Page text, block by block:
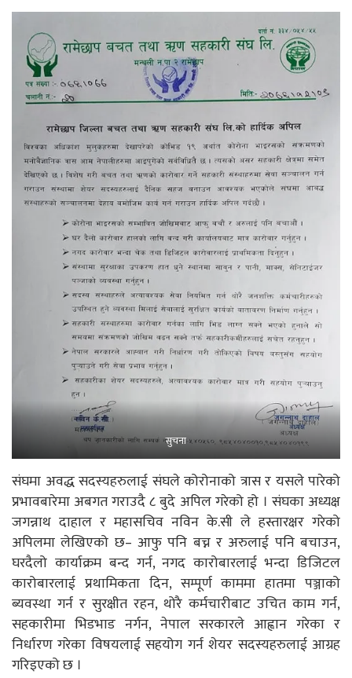
सुचना
संघमा अवद्ध सदस्यहरुलाई संघले कोरोनाको त्रास र यसले पारेको
प्रभावबारेमा अबगत गराउदै ८ बुदे अपिल गरेको हो । संघका अध्यक्ष
जगन्नाथ दाहाल र महासचिव नविन के.सी ले हस्तारक्षर गरेको
अपिलमा लेखिएको छ– आफु पनि बच्न र अरुलाई पनि बचाउन,
घरदैलो कार्याक्रम बन्द गर्न, नगद कारोबारलाई भन्दा डिजिटल
कारोबारलाई प्रथामिकता दिन, सम्पूर्ण काममा हातमा पञ्जाको
ब्यवस्था गर्न र सुरक्षीत रहन, थोरै कर्मचारीबाट उचित काम गर्न,
सहकारीमा भिडभाड नर्गन, नेपाल सरकारले आह्वान गरेका र
निर्धारण गरेका विषयलाई सहयोग गर्न शेयर सदस्यहरुलाई आग्रह
गरिइएको छ ।